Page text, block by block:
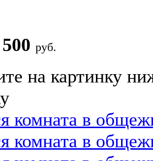
руб.